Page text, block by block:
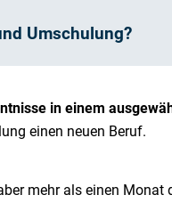
Umschulung?
in einem
einen neuen Beruf.
mehr als einen Monat